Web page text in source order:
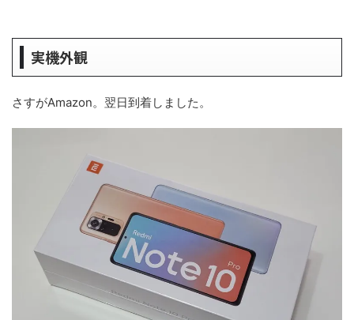
実機外観
さすがAmazon。翌日到着しました。